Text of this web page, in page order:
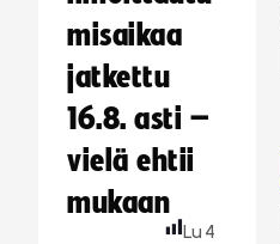
misaikaa
jatkettu
16.8. asti –
vielä ehtii
mukaan
Lu 4